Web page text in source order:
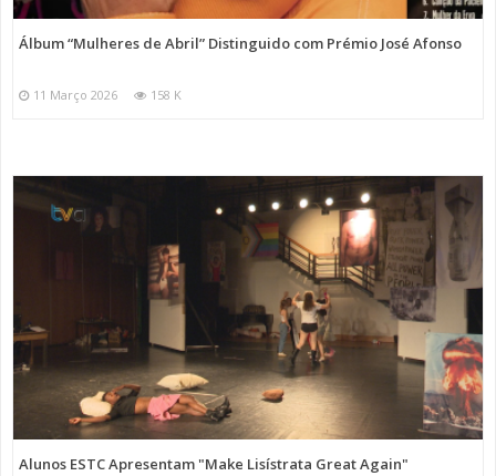
Álbum “Mulheres de Abril” Distinguido com Prémio José Afonso
11 Março 2026 158 K
Alunos ESTC Apresentam "Make Lisístrata Great Again"